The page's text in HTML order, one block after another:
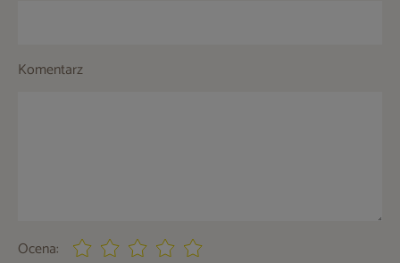
Komentarz
Ocena: